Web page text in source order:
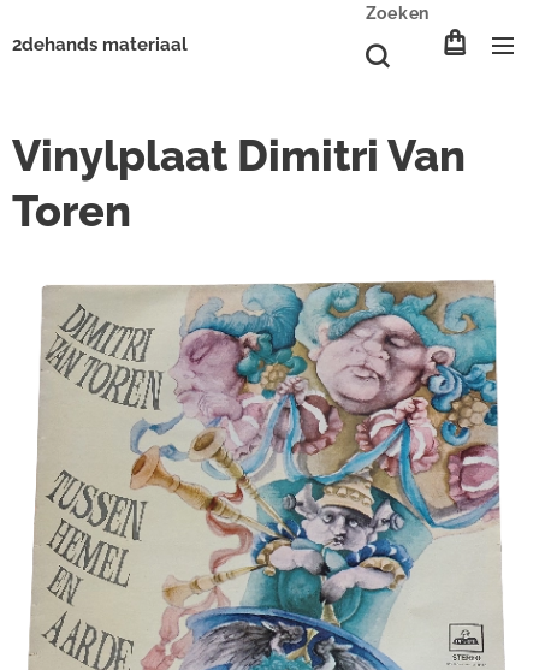
2dehands materiaal
Zoeken
Vinylplaat Dimitri Van
Toren